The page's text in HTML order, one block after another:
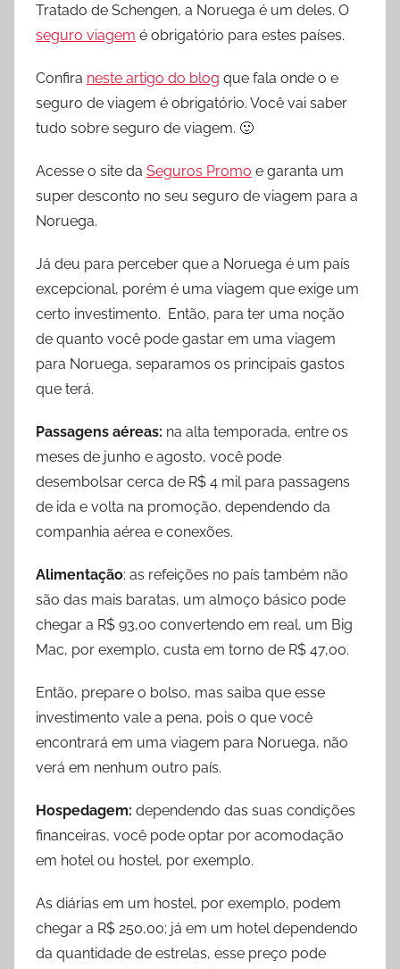
Tratado de Schengen, a Noruega é um deles. O
seguro viagem é obrigatório para estes países.
Confira neste artigo do blog que fala onde o e
seguro de viagem é obrigatório. Você vai saber
tudo sobre seguro de viagem. 🙂
Acesse o site da Seguros Promo e garanta um
super desconto no seu seguro de viagem para a
Noruega.
Já deu para perceber que a Noruega é um país
excepcional, porém é uma viagem que exige um
certo investimento. Então, para ter uma noção
de quanto você pode gastar em uma viagem
para Noruega, separamos os principais gastos
que terá.
Passagens aéreas: na alta temporada, entre os
meses de junho e agosto, você pode
desembolsar cerca de R$ 4 mil para passagens
de ida e volta na promoção, dependendo da
companhia aérea e conexões.
Alimentação: as refeições no país também não
são das mais baratas, um almoço básico pode
chegar a R$ 93,00 convertendo em real, um Big
Mac, por exemplo, custa em torno de R$ 47,00.
Então, prepare o bolso, mas saiba que esse
investimento vale a pena, pois o que você
encontrará em uma viagem para Noruega, não
verá em nenhum outro país.
Hospedagem: dependendo das suas condições
financeiras, você pode optar por acomodação
em hotel ou hostel, por exemplo.
As diárias em um hostel, por exemplo, podem
chegar a R$ 250,00; já em um hotel dependendo
da quantidade de estrelas, esse preço pode